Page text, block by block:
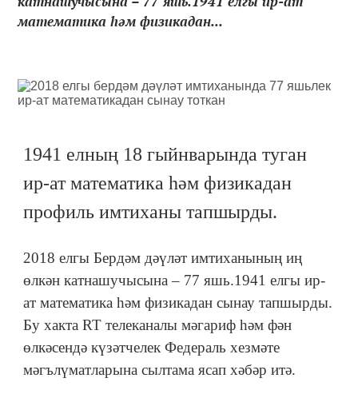
математика һәм физикадан...
1941 елның 18 гыйнварында туган
ир-ат математика һәм физикадан
профиль имтиханы тапшырды.
2018 елгы Бердәм дәүләт имтиханының иң
өлкән катнашучысына – 77 яшь.1941 елгы ир-
ат математика һәм физикадан сынау тапшырды.
Бу хакта RT телеканалы мәгариф һәм фән
өлкәсендә күзәтчелек Федераль хезмәте
мәгълүматларына сылтама ясап хәбәр итә.